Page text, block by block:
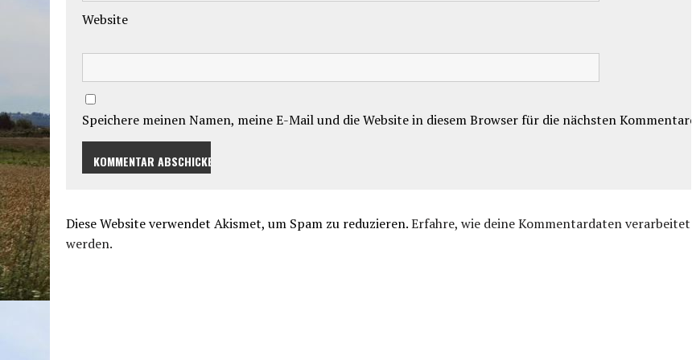
Website
Speichere meinen Namen, meine E-Mail und die Website in diesem Browser für die nächsten Kommentare.
Diese Website verwendet Akismet, um Spam zu reduzieren.Erfahre, wie deine Kommentardaten verarbeitet
werden.